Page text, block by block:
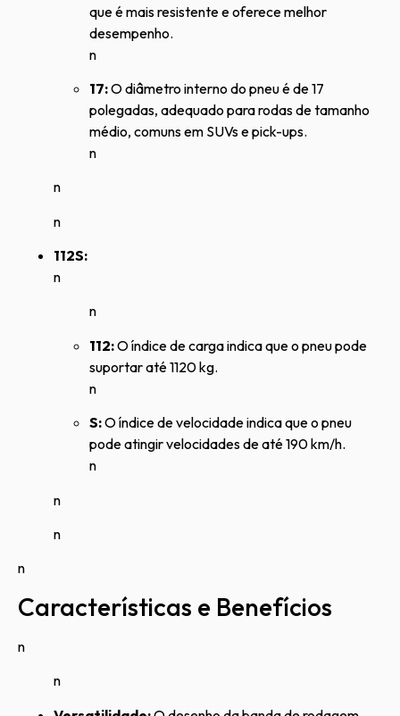
que é mais resistente e oferece melhor
desempenho.
n
17:O diâmetro interno do pneu é de 17
polegadas, adequado para rodas de tamanho
médio, comuns em SUVs e pick-ups.
n
n
n
112S:
n
n
112:O índice de carga indica que o pneu pode
suportar até 1120 kg.
n
S:O índice de velocidade indica que o pneu
pode atingir velocidades de até 190 km/h.
n
n
n
n
Características e Benefícios
n
n